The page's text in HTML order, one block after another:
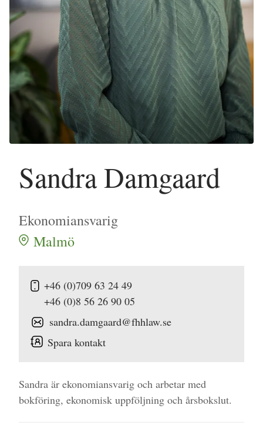
Sandra Damgaard
Ekonomiansvarig
Malmö
+46 (0)709 63 24 49
+46 (0)8 56 26 90 05
sandra.damgaard@fhhlaw.se
Spara kontakt
Sandra är ekonomiansvarig och arbetar med
bokföring, ekonomisk uppföljning och årsbokslut.